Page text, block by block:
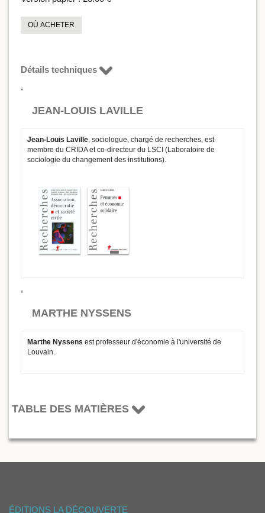
OÙ ACHETER
Détails techniques
JEAN-LOUIS LAVILLE
Jean-Louis Laville, sociologue, chargé de recherches, est
membre du CRIDA et co-directeur du LSCI (Laboratoire de
sociologie du changement des institutions).
MARTHE NYSSENS
Marthe Nyssens est professeur d'économie à l'université de
Louvain.
TABLE DES MATIÈRES
ÉDITIONS LA DÉCOUVERTE